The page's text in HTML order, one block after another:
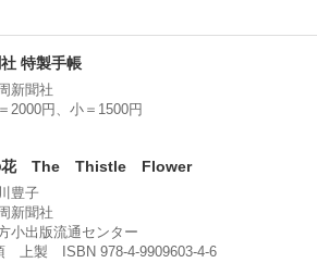
特製手帳
新聞社
2000円、小＝1500円
花 The Thistle Flower
豊子
新聞社
小出版流通センター
上製 ISBN 978-4-9909603-4-6